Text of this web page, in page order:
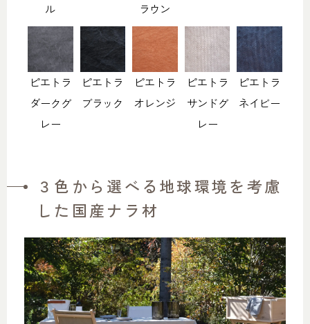
ル
ラウン
ピエトラ
ダークグ
レー
ピエトラ
ブラック
ピエトラ
オレンジ
ピエトラ
サンドグ
レー
ピエトラ
ネイビー
３色から選べる地球環境を考慮
した国産ナラ材